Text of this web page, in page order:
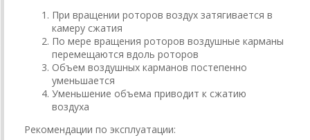
При вращении роторов воздух затягивается в
камеру сжатия
По мере вращения роторов воздушные карманы
перемещаются вдоль роторов
Объем воздушных карманов постепенно
уменьшается
Уменьшение объема приводит к сжатию
воздуха
Рекомендации по эксплуатации: